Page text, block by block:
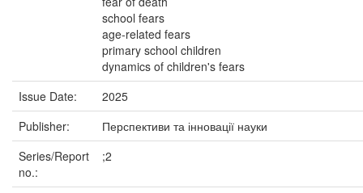
school fears
age-related fears
primary school children
dynamics of children's fears
Issue Date:
2025
Publisher:
Перспективи та інновації науки
Series/Report
no.:
;2